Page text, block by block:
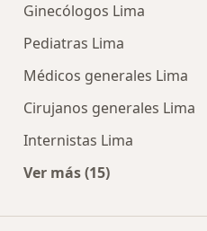
Ginecólogos Lima
Pediatras Lima
Médicos generales Lima
Cirujanos generales Lima
Internistas Lima
Ver más (15)